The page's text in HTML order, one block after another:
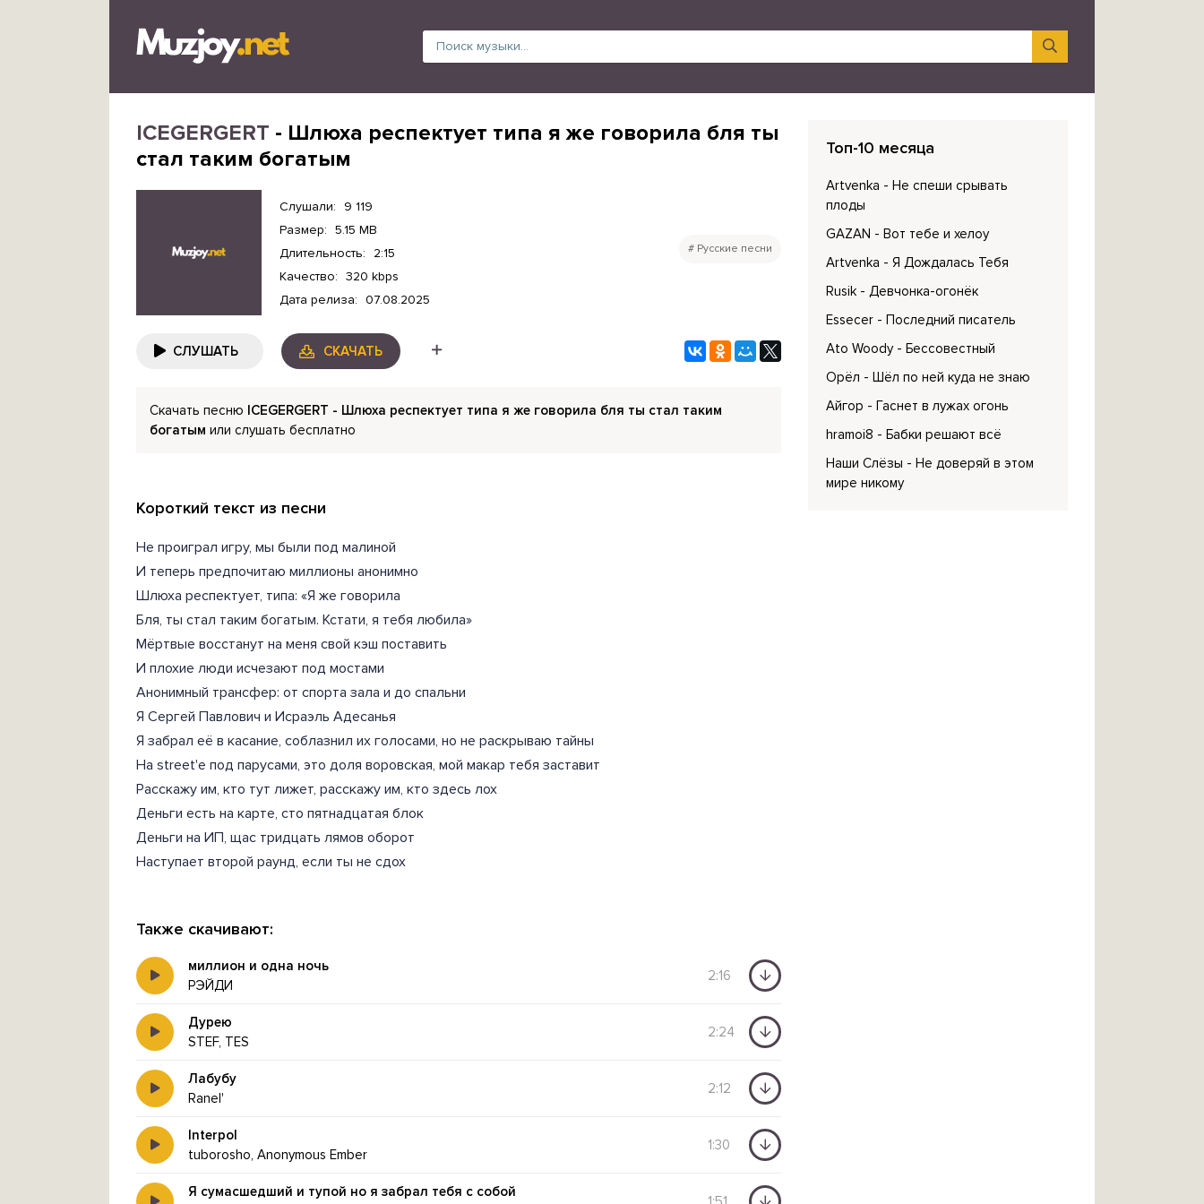
ICEGERGERT - Шлюха респектует типа я же говорила бля ты
стал таким богатым
Слушали:
9 119
Размер: 5.15 MB
Длительность:
2:15
Качество: 320 kbps
Дата релиза: 07.08.2025
Русские песни
СЛУШАТЬ СКАЧАТЬ
Скачать песню ICEGERGERT - Шлюха респектует типа я же говорила бля ты стал таким
богатым или слушать бесплатно
Короткий текст из песни
Не проиграл игру, мы были под малиной
И теперь предпочитаю миллионы анонимно
Шлюха респектует, типа: «Я же говорила
Бля, ты стал таким богатым. Кстати, я тебя любила»
Мёртвые восстанут на меня свой кэш поставить
И плохие люди исчезают под мостами
Анонимный трансфер: от спорта зала и до спальни
Я Сергей Павлович и Исраэль Адесанья
Я забрал её в касание, соблазнил их голосами, но не раскрываю тайны
На street'е под парусами, это доля воровская, мой макар тебя заставит
Расскажу им, кто тут лижет, расскажу им, кто здесь лох
Деньги есть на карте, сто пятнадцатая блок
Деньги на ИП, щас тридцать лямов оборот
Наступает второй раунд, если ты не сдох
Также скачивают:
миллион и одна ночь
РЭЙДИ
2:16
Дурею
STEF, TES
2:24
Лабубу
Ranel'
2:12
Interpol
tuborosho, Anonymous Ember
1:30
Я сумасшедший и тупой но я забрал тебя с собой
Топ-10 месяца
Artvenka - Не спеши срывать
плоды
GAZAN - Вот тебе и хелоу
Artvenka - Я Дождалась Тебя
Rusik - Девчонка-огонёк
Essecer - Последний писатель
Ato Woody - Бессовестный
Орёл - Шёл по ней куда не знаю
Айгор - Гаснет в лужах огонь
hramoi8 - Бабки решают всё
Наши Слёзы - Не доверяй в этом
мире никому